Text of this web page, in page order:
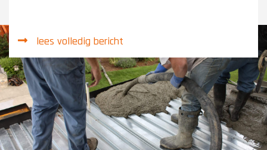
lees volledig bericht